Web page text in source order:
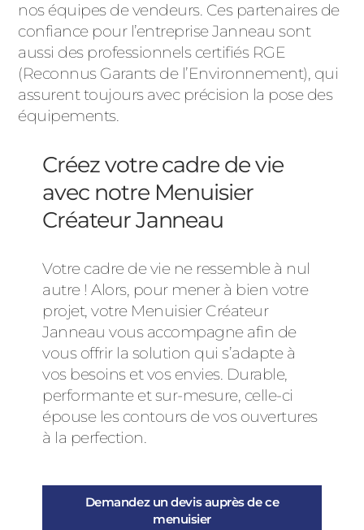
nos équipes de vendeurs. Ces partenaires de
confiance pour l’entreprise Janneau sont
aussi des professionnels certifiés RGE
(Reconnus Garants de l’Environnement), qui
assurent toujours avec précision la pose des
équipements.
Créez votre cadre de vie
avec notre Menuisier
Créateur Janneau
Votre cadre de vie ne ressemble à nul
autre ! Alors, pour mener à bien votre
projet, votre Menuisier Créateur
Janneau vous accompagne afin de
vous offrir la solution qui s’adapte à
vos besoins et vos envies. Durable,
performante et sur-mesure, celle-ci
épouse les contours de vos ouvertures
à la perfection.
Demandez un devis auprès de ce
menuisier